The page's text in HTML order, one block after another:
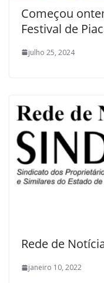
Começou
Festival de
julho 25, 2024
Rede de
janeiro 10, 2022